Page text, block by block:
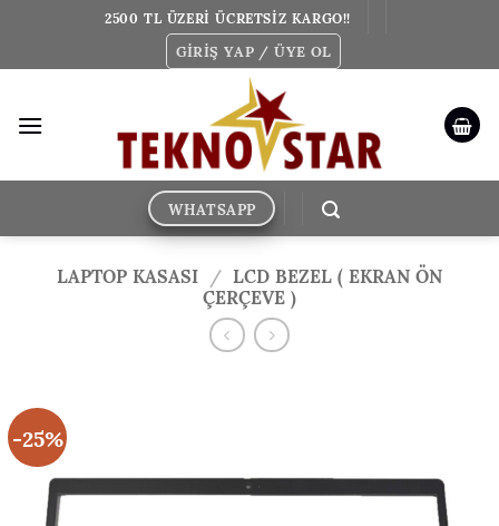
2500 TL ÜZERİ ÜCRETSİZ KARGO!!
GIRIŞ YAP / ÜYE OL
WHATSAPP
LAPTOP KASASI / LCD BEZEL ( EKRAN ÖN
ÇERÇEVE )
-25%